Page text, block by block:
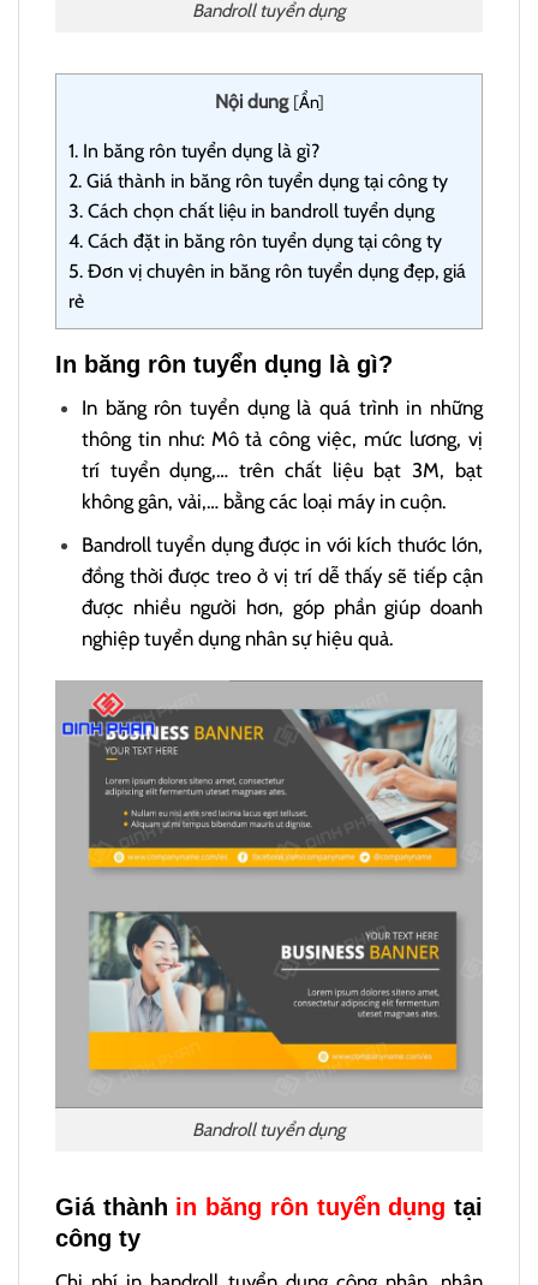
Bandroll tuyển dụng
Nội dung [Ẩn]
1. In băng rôn tuyển dụng là gì?
2. Giá thành in băng rôn tuyển dụng tại công ty
3. Cách chọn chất liệu in bandroll tuyển dụng
4. Cách đặt in băng rôn tuyển dụng tại công ty
5. Đơn vị chuyên in băng rôn tuyển dụng đẹp, giá
rẻ
In băng rôn tuyển dụng là gì?
In băng rôn tuyển dụng là quá trình in những
thông tin như: Mô tả công việc, mức lương, vị
trí tuyển dụng,… trên chất liệu bạt 3M, bạt
không gân, vải,… bằng các loại máy in cuộn.
Bandroll tuyển dụng được in với kích thước lớn,
đồng thời được treo ở vị trí dễ thấy sẽ tiếp cận
được nhiều người hơn, góp phần giúp doanh
nghiệp tuyển dụng nhân sự hiệu quả.
Bandroll tuyển dụng
Giá thành in băng rôn tuyển dụng tại
công ty